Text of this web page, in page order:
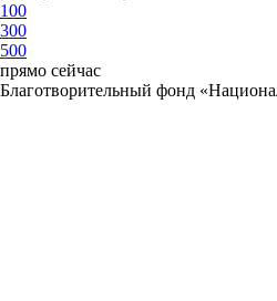
100
300
500
прямо сейчас
Благотворительный фонд